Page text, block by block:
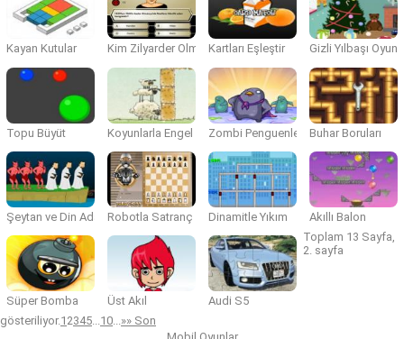
Kayan Kutular Kim Zilyarder Olmak İster?Kartları Eşleştir Gizli Yılbaşı
Topu Büyüt Koyunlarla Engel AşmaZombi Penguenler Buhar Boruları
Şeytan ve Din AdamlarıRobotla Satranç Dinamitle Yıkım Akıllı Balon
Süper Bomba Üst Akıl Audi S5
Toplam 13 Sayfa,
2. sayfa
gösteriliyor.1 2345...10...»» Son